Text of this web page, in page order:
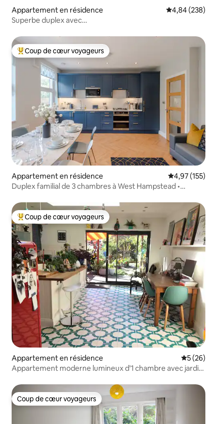
Appartement en résidence Évaluation
4,84 (238)
Superbe duplex avec
Coups de cœur voyageurs les plus appréciés
Coup de cœur voyageurs
Appartement en résidence Évaluation
4,97 (155)
Duplex familial de 3 chambres à West Hampstead •
Coups de cœur voyageurs les plus appréciés
Coup de cœur voyageurs
Appartement en résidence
5 (26)
Appartement moderne lumineux d'1 chambre avec jardin,
Coup de cœur voyageurs
Coup de cœur voyageurs